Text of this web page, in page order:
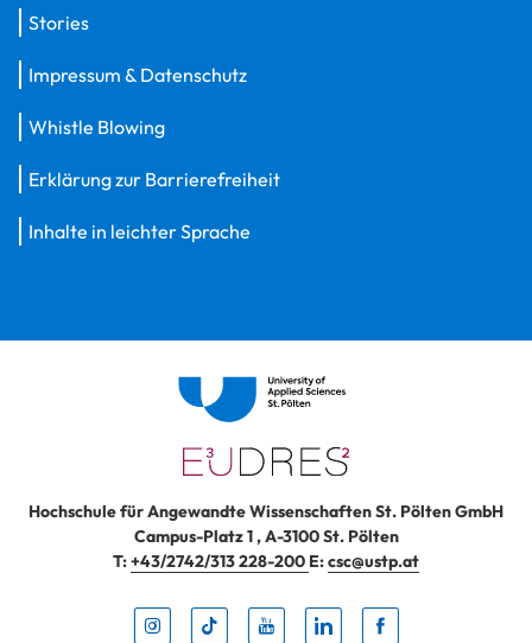
Stories
Impressum & Datenschutz
Whistle Blowing
Erklärung zur Barrierefreiheit
Inhalte in leichter Sprache
Hochschule für Angewandte Wissenschaften St. Pölten GmbH
Campus-Platz 1,A-3100St. Pölten
T:+43/2742/313 228-200 E:csc@ustp.at